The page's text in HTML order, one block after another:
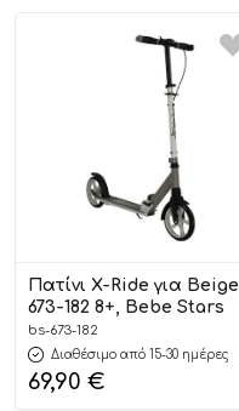
Πατίνι X-Ride για Beige
673-182 8+, Bebe Stars
bs-673-182
Διαθέσιμο από 15-30 ημέρες
69,90 €